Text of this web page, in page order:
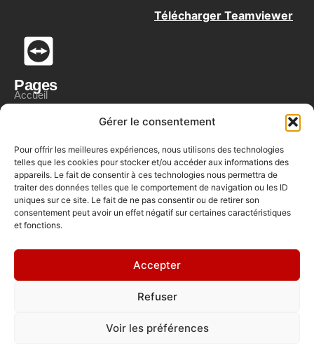
Gérer le consentement
Pour offrir les meilleures expériences, nous utilisons des technologies
telles que les cookies pour stocker et/ou accéder aux informations des
appareils. Le fait de consentir à ces technologies nous permettra de
traiter des données telles que le comportement de navigation ou les ID
uniques sur ce site. Le fait de ne pas consentir ou de retirer son
consentement peut avoir un effet négatif sur certaines caractéristiques
et fonctions.
Accepter
Refuser
Voir les préférences
Télécharger Teamviewer
Pages
Accueil
Création de site internet
Réglement en Ligne
Magasin
La Boutique
Mon Compte
Mon Panier
A Propos
CGV
Retour et remboursement